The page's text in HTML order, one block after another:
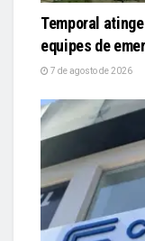
Temporal
equipes de
7 de agosto de 2026